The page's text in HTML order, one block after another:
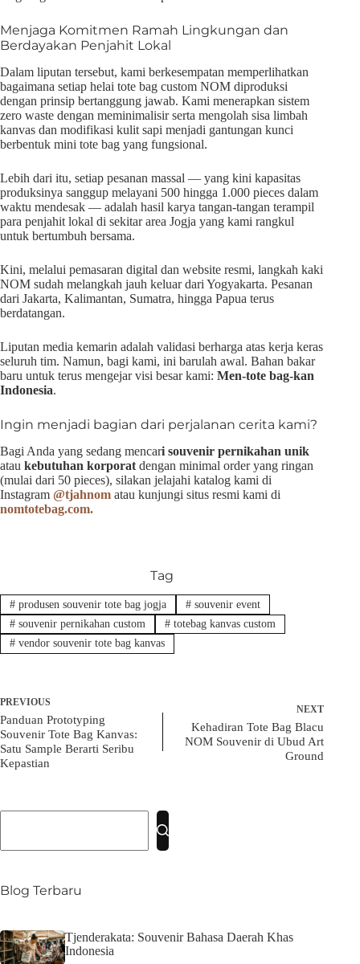
Menjaga Komitmen Ramah Lingkungan dan
Berdayakan Penjahit Lokal
Dalam liputan tersebut, kami berkesempatan memperlihatkan
bagaimana setiap helai tote bag custom NOM diproduksi
dengan prinsip bertanggung jawab. Kami menerapkan sistem
zero waste dengan meminimalisir serta mengolah sisa limbah
kanvas dan modifikasi kulit sapi menjadi gantungan kunci
berbentuk mini tote bag yang fungsional.
Lebih dari itu, setiap pesanan massal — yang kini kapasitas
produksinya sanggup melayani 500 hingga 1.000 pieces dalam
waktu mendesak — adalah hasil karya tangan-tangan terampil
para penjahit lokal di sekitar area Jogja yang kami rangkul
untuk bertumbuh bersama.
Kini, melalui pemasaran digital dan website resmi, langkah kaki
NOM sudah melangkah jauh keluar dari Yogyakarta. Pesanan
dari Jakarta, Kalimantan, Sumatra, hingga Papua terus
berdatangan.
Liputan media kemarin adalah validasi berharga atas kerja keras
seluruh tim. Namun, bagi kami, ini barulah awal. Bahan bakar
baru untuk terus mengejar visi besar kami: Men-tote bag-kan
Indonesia.
Ingin menjadi bagian dari perjalanan cerita kami?
Bagi Anda yang sedang mencari souvenir pernikahan unik
atau kebutuhan korporat dengan minimal order yang ringan
(mulai dari 50 pieces), silakan jelajahi katalog kami di
Instagram @tjahnom atau kunjungi situs resmi kami di
nomtotebag.com.
Tag
#produsen souvenir tote bag jogja #souvenir event
#souvenir pernikahan custom #totebag kanvas custom
#vendor souvenir tote bag kanvas
PREVIOUS
Panduan Prototyping
Souvenir Tote Bag Kanvas:
Satu Sample Berarti Seribu
Kepastian
NEXT
Kehadiran Tote Bag Blacu
NOM Souvenir di Ubud Art
Ground
Blog Terbaru
Tjenderakata: Souvenir Bahasa Daerah Khas
Indonesia